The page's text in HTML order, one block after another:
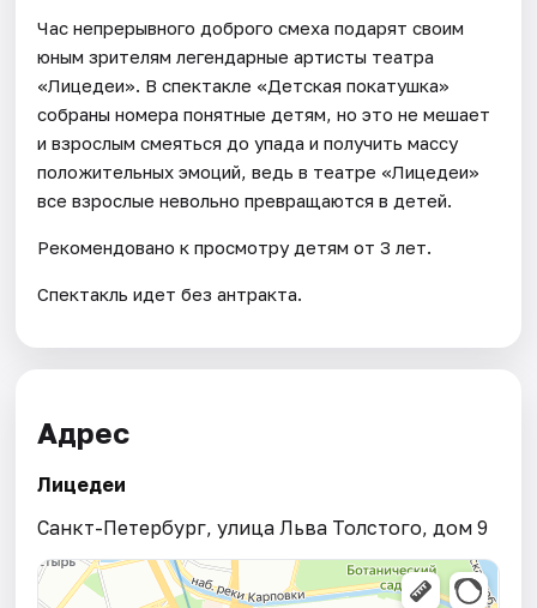
Час непрерывного доброго смеха подарят своим
юным зрителям легендарные артисты театра
«Лицедеи». В спектакле «Детская покатушка»
собраны номера понятные детям, но это не мешает
и взрослым смеяться до упада и получить массу
положительных эмоций, ведь в театре «Лицедеи»
все взрослые невольно превращаются в детей.
Рекомендовано к просмотру детям от 3 лет.
Спектакль идет без антракта.
Адрес
Лицедеи
Санкт-Петербург, улица Льва Толстого, дом 9